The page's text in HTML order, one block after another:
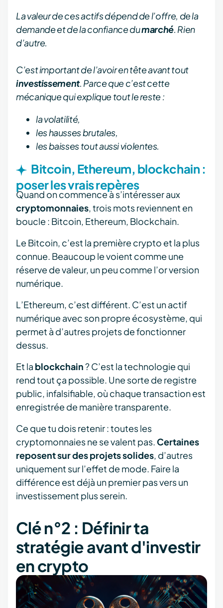
La valeur de ces actifs dépend de l’offre, de la
demande et de la confiance dumarché. Rien
d’autre.
C’est important de l’avoir en tête avant tout
investissement. Parce que c’est cette
mécanique qui explique tout le reste :
la volatilité,
les hausses brutales,
les baisses tout aussi violentes.
Bitcoin, Ethereum, blockchain :
poser les vrais repères
Quand on commence à s’intéresser aux
cryptomonnaies, trois mots reviennent en
boucle : Bitcoin, Ethereum, Blockchain.
Le Bitcoin, c’est la première crypto et la plus
connue. Beaucoup le voient comme une
réserve de valeur, un peu comme l’or version
numérique.
L’Ethereum, c’est différent. C’est un actif
numérique avec son propre écosystème, qui
permet à d’autres projets de fonctionner
dessus.
Et la blockchain? C’est la technologie qui
rend tout ça possible. Une sorte de registre
public, infalsifiable, où chaque transaction est
enregistrée de manière transparente.
Ce que tu dois retenir : toutes les
cryptomonnaies ne se valent pas. Certaines
reposent sur des projets solides, d’autres
uniquement sur l’effet de mode. Faire la
différence est déjà un premier pas vers un
investissement plus serein.
Clé n°2 : Définir ta
stratégie avant d'investir
en crypto